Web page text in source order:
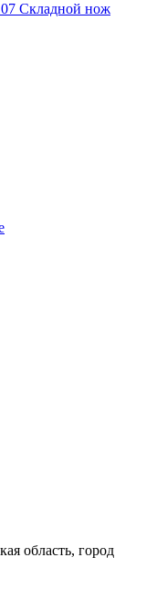
Складной нож
область, город